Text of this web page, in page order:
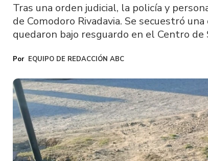
Tras una orden judicial, la policía y
de Comodoro Rivadavia. Se secuestró
quedaron bajo resguardo en el Centro de
EQUIPO DE REDACCIÓN ABC